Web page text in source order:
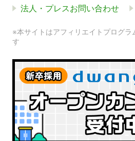
法人・プレスお問い合わせ
※本サイトはアフィリエイトプログラ
す